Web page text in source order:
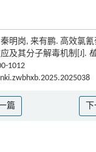
明岗, 来有鹏. 高效氯
及其分子解毒机制[J].
1012
篇